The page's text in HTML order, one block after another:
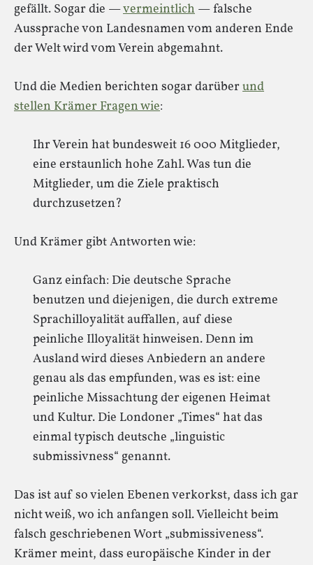
gefällt. Sogar die —vermeintlich — falsche
Aussprache von Landesnamen vom anderen Ende
der Welt wird vom Verein abgemahnt.
Und die Medien berichten sogar darüber und
stellen Krämer Fragen wie:
Ihr Verein hat bundesweit 16 000 Mitglieder,
eine erstaunlich hohe Zahl. Was tun die
Mitglieder, um die Ziele praktisch
durchzusetzen?
Und Krämer gibt Antworten wie:
Ganz einfach: Die deutsche Sprache
benutzen und diejenigen, die durch extreme
Sprachilloyalität auffallen, auf diese
peinliche Illoyalität hinweisen. Denn im
Ausland wird dieses Anbiedern an andere
genau als das empfunden, was es ist: eine
peinliche Missachtung der eigenen Heimat
und Kultur. Die Londoner „Times“ hat das
einmal typisch deutsche „linguistic
submissivness“ genannt.
Das ist auf so vielen Ebenen verkorkst, dass ich gar
nicht weiß, wo ich anfangen soll. Vielleicht beim
falsch geschriebenen Wort „submissiveness“.
Krämer meint, dass europäische Kinder in der